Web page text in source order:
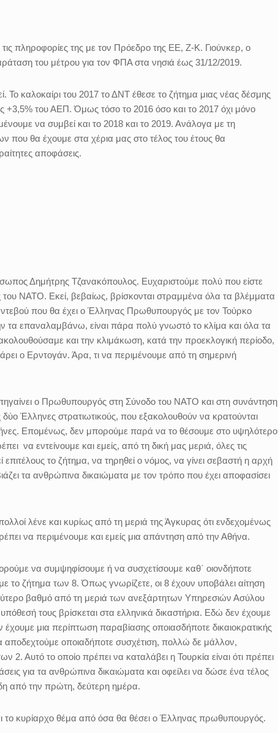
πληροφορίες της με τον Πρόεδρο της ΕΕ, Ζ-Κ. Γιούνκερ, ο
του μέτρου για τον ΦΠΑ στα νησιά έως 31/12/2019.
καλοκαίρι του 2017 το ΔΝΤ έθεσε το ζήτημα μιας νέας δέσμης
+3,5% του ΑΕΠ. Όμως τόσο το 2016 όσο και το 2017 όχι μόνο
να συμβεί και το 2018 και το 2019. Ανάλογα με τη
που θα έχουμε στα χέρια μας στο τέλος του έτους θα
αποφάσεις.
Δημήτρης Τζανακόπουλος. Ευχαριστούμε πολύ που είστε
ΝΑΤΟ. Εκεί, βεβαίως, βρίσκονται στραμμένα όλα τα βλέμματα
που θα έχει ο Έλληνας Πρωθυπουργός με τον Τούρκο
τα επαναλαμβάνω, είναι πάρα πολύ γνωστό το κλίμα και όλα τα
και την κλιμάκωση, κατά την προεκλογική περίοδο,
ο Ερντογάν. Άρα, τι να περιμένουμε από τη σημερινή
ο Πρωθυπουργός στη Σύνοδο του ΝΑΤΟ και στη συνάντηση
Έλληνες στρατιωτικούς, που εξακολουθούν να κρατούνται
Επομένως, δεν μπορούμε παρά να το θέσουμε στο υψηλότερο
να εντείνουμε και εμείς, από τη δική μας μεριά, όλες τις
επιτέλους το ζήτημα, να τηρηθεί ο νόμος, να γίνει σεβαστή η αρχή
τα ανθρώπινα δικαιώματα με τον τρόπο που έχει αποφασίσει
λένε και κυρίως από τη μεριά της Άγκυρας ότι ενδεχομένως
να περιμένουμε και εμείς μια απάντηση από την Αθήνα.
να συμψηφίσουμε ή να συσχετίσουμε καθ΄ οιονδήποτε
το ζήτημα των 8. Όπως γνωρίζετε, οι 8 έχουν υποβάλει αίτηση
βαθμό από τη μεριά των ανεξάρτητων Υπηρεσιών Ασύλου
τους βρίσκεται στα ελληνικά δικαστήρια. Εδώ δεν έχουμε
μια περίπτωση παραβίασης οποιασδήποτε δικαιοκρατικής
οποιαδήποτε συσχέτιση, πολλώ δε μάλλον,
2. Αυτό το οποίο πρέπει να καταλάβει η Τουρκία είναι ότι πρέπει
για τα ανθρώπινα δικαιώματα και οφείλει να δώσε ένα τέλος
από την πρώτη, δεύτερη ημέρα.
το κυρίαρχο θέμα από όσα θα θέσει ο Έλληνας πρωθυπουργός.